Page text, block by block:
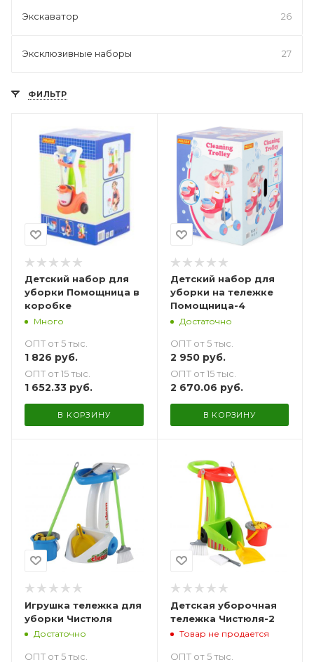
Экскаватор 26
Эксклюзивные наборы 27
ФИЛЬТР
Детский набор для
уборки Помощница в
коробке
Много
ОПТ от 5 тыс.
1 826 руб.
ОПТ от 15 тыс.
1 652.33 руб.
В КОРЗИНУ
Детский набор для
уборки на тележке
Помощница-4
Достаточно
ОПТ от 5 тыс.
2 950руб.
ОПТ от 15 тыс.
2 670.06 руб.
В КОРЗИНУ
Игрушка тележка для
уборки Чистюля
Достаточно
ОПТ от 5 тыс.
Детская уборочная
тележка Чистюля-2
Товар не продается
ОПТ от 5 тыс.